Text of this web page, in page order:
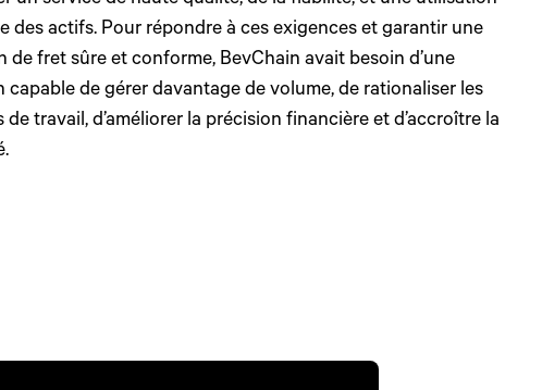
des actifs. Pour répondre à ces exigences et garantir une
de fret sûre et conforme, BevChain avait besoin d’une
capable de gérer davantage de volume, de rationaliser les
de travail, d’améliorer la précision financière et d’accroître la